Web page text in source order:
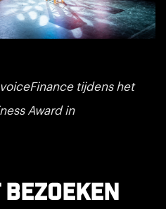
tijdens het
Award in